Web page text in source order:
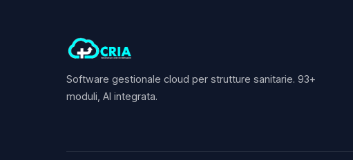
Software gestionale cloud per strutture sanitarie. 93+
moduli, AI integrata.